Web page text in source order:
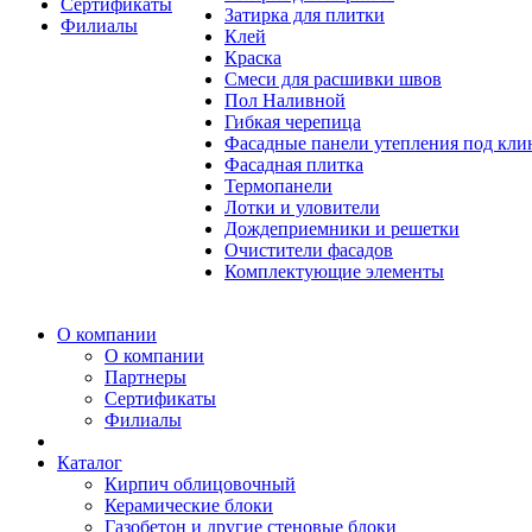
Сертификаты
Филиалы
Затирка для плитки
Клей
Краска
Смеси для расшивки швов
Пол Наливной
Гибкая черепица
Фасадные панели утепления под
Фасадная плитка
Термопанели
Лотки и уловители
Дождеприемники и решетки
Очистители фасадов
Комплектующие элементы
О компании
О компании
Партнеры
Сертификаты
Филиалы
Каталог
Кирпич облицовочный
Керамические блоки
Газобетон и другие стеновые блоки